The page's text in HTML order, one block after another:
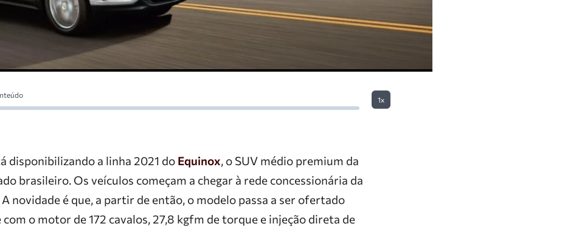
1x
disponibilizando a linha 2021 do Equinox, o SUV médio premium da
brasileiro. Os veículos começam a chegar à rede concessionária da
novidade é que, a partir de então, o modelo passa a ser ofertado
o motor de 172 cavalos, 27,8 kgfm de torque e injeção direta de